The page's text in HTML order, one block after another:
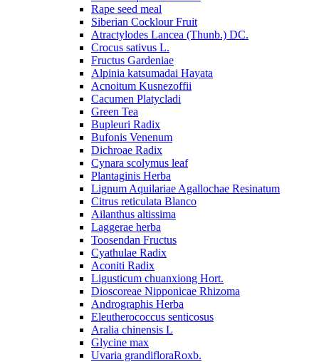
Rape seed meal
Siberian Cocklour Fruit
Atractylodes Lancea (Thunb.) DC.
Crocus sativus L.
Fructus Gardeniae
Alpinia katsumadai Hayata
Acnoitum Kusnezoffii
Cacumen Platycladi
Green Tea
Bupleuri Radix
Bufonis Venenum
Dichroae Radix
Cynara scolymus leaf
Plantaginis Herba
Lignum Aquilariae Agallochae Resinatum
Citrus reticulata Blanco
Ailanthus altissima
Laggerae herba
Toosendan Fructus
Cyathulae Radix
Aconiti Radix
Ligusticum chuanxiong Hort.
Dioscoreae Nipponicae Rhizoma
Andrographis Herba
Eleutherococcus senticosus
Aralia chinensis L
Glycine max
Uvaria grandifloraRoxb.